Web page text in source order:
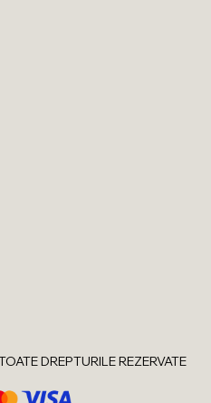
DREPTURILE REZERVATE